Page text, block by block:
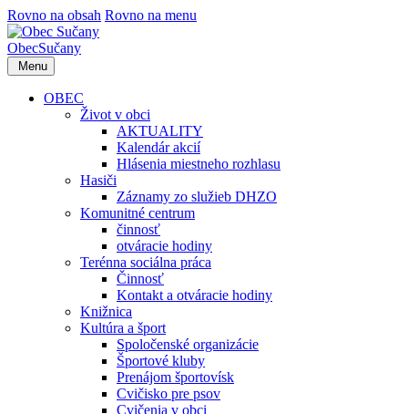
Rovno na obsah Rovno na menu
ObecSučany
Menu
OBEC
Život v obci
AKTUALITY
Kalendár akcií
Hlásenia miestneho rozhlasu
Hasiči
Záznamy zo služieb DHZO
Komunitné centrum
činnosť
otváracie hodiny
Terénna sociálna práca
Činnosť
Kontakt a otváracie hodiny
Knižnica
Kultúra a šport
Spoločenské organizácie
Športové kluby
Prenájom športovísk
Cvičisko pre psov
Cvičenia v obci